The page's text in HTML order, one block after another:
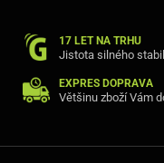
17 LET NA TRHU
Jistota silného
EXPRES DOPRAVA
Většinu zboží Vám